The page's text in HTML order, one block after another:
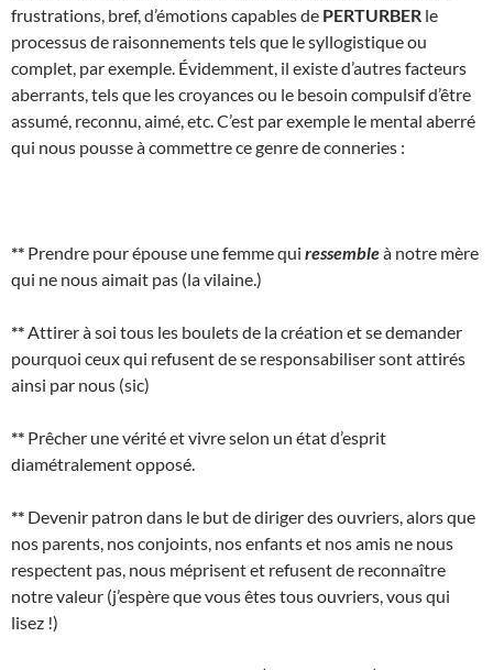
frustrations, bref, d’émotions capables de PERTURBER le
processus de raisonnements tels que le syllogistique ou
complet, par exemple. Évidemment, il existe d’autres facteurs
aberrants, tels que les croyances ou le besoin compulsif d’être
assumé, reconnu, aimé, etc. C’est par exemple le mental aberré
qui nous pousse à commettre ce genre de conneries :
** Prendre pour épouse une femme qui ressembleà notre mère
qui ne nous aimait pas (la vilaine.)
** Attirer à soi tous les boulets de la création et se demander
pourquoi ceux qui refusent de se responsabiliser sont attirés
ainsi par nous (sic)
** Prêcher une vérité et vivre selon un état d’esprit
diamétralement opposé.
** Devenir patron dans le but de diriger des ouvriers, alors que
nos parents, nos conjoints, nos enfants et nos amis ne nous
respectent pas, nous méprisent et refusent de reconnaître
notre valeur (j’espère que vous êtes tous ouvriers, vous qui
lisez !)